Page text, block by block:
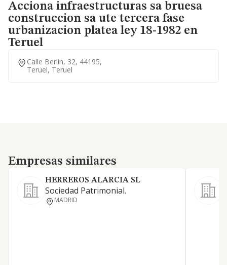
Acciona infraestructuras sa bruesa
construccion sa ute tercera fase
urbanizacion platea ley 18-1982 en
Teruel
Calle Berlin, 32, 44195,
Teruel, Teruel
Empresas similares
Empresas similares
HERREROS ALARCIA SL
Sociedad Patrimonial.
MADRID